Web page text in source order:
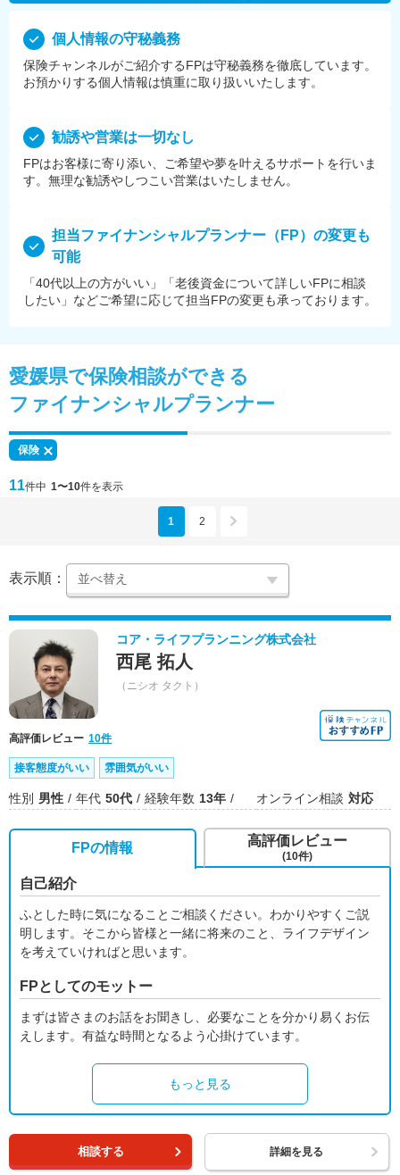
個⼈情報の守秘義務
保険チャンネルがご紹介するFPは守秘義務を徹底しています。
お預かりする個⼈情報は慎重に取り扱いいたします。
勧誘や営業は⼀切なし
FPはお客様に寄り添い、ご希望や夢を叶えるサポートを⾏いま
す。無理な勧誘やしつこい営業はいたしません。
担当ファイナンシャルプランナー（FP）の変更も
可能
「40代以上の方がいい」「老後資金について詳しいFPに相談
したい」などご希望に応じて担当FPの変更も承っております。
愛媛県で保険相談ができる
ファイナンシャルプランナー
保険
11件中 1〜10件を表示
1 2
表示順：
コア・ライフプランニング株式会社
西尾 拓人
（ニシオ タクト）
高評価レビュー 10件
接客態度がいい 雰囲気がいい
性別 男性 年代 50代 経験年数 13年 オンライン相談 対応
FPの情報
自己紹介
ふとした時に気になることご相談ください。わかりやすくご説
明します。そこから皆様と一緒に将来のこと、ライフデザイン
を考えていければと思います。
FPとしてのモットー
まずは皆さまのお話をお聞きし、必要なことを分かり易くお伝
えします。有益な時間となるよう心掛けています。
もっと見る
高評価レビュー
(10件)
相談する 詳細を見る